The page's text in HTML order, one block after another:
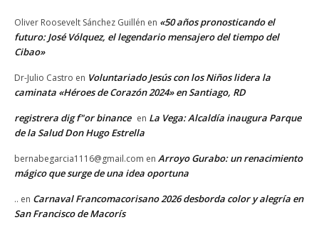
Oliver Roosevelt Sánchez Guillén en «50 años pronosticando el
futuro: José Vólquez, el legendario mensajero del tiempo del
Cibao»
Dr-Julio Castro en Voluntariado Jesús con los Niños lidera la
caminata «Héroes de Corazón 2024» en Santiago, RD
registrera dig f"or binance en La Vega: Alcaldía inaugura Parque
de la Salud Don Hugo Estrella
bernabegarcia1116@gmail.com en Arroyo Gurabo: un renacimiento
mágico que surge de una idea oportuna
.. en Carnaval Francomacorisano 2026 desborda color y alegría en
San Francisco de Macorís